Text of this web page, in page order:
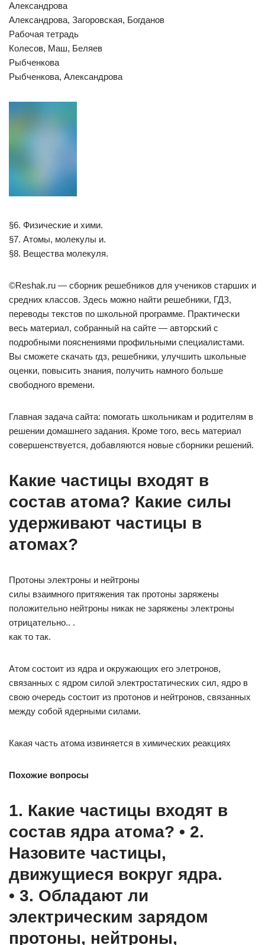
Александрова
Александрова, Загоровская, Богданов
Рабочая тетрадь
Колесов, Маш, Беляев
Рыбченкова
Рыбченкова, Александрова
§6. Физические и хими.
§7. Атомы, молекулы и.
§8. Вещества молекуля.
©Reshak.ru — сборник решебников для учеников старших и
средних классов. Здесь можно найти решебники, ГДЗ,
переводы текстов по школьной программе. Практически
весь материал, собранный на сайте — авторский с
подробными пояснениями профильными специалистами.
Вы сможете скачать гдз, решебники, улучшить школьные
оценки, повысить знания, получить намного больше
свободного времени.
Главная задача сайта: помогать школьникам и родителям в
решении домашнего задания. Кроме того, весь материал
совершенствуется, добавляются новые сборники решений.
Какие частицы входят в
состав атома? Какие силы
удерживают частицы в
атомах?
Протоны электроны и нейтроны
силы взаимного притяжения так протоны заряжены
положительно нейтроны никак не заряжены электроны
отрицательно.. .
как то так.
Атом состоит из ядра и окружающих его элетронов,
связанных с ядром силой электростатических сил, ядро в
свою очередь состоит из протонов и нейтронов, связанных
между собой ядерными силами.
Какая часть атома извиняется в химических реакциях
Похожие вопросы
1. Какие частицы входят в
состав ядра атома? • 2.
Назовите частицы,
движущиеся вокруг ядра.
• 3. Обладают ли
электрическим зарядом
протоны, нейтроны,